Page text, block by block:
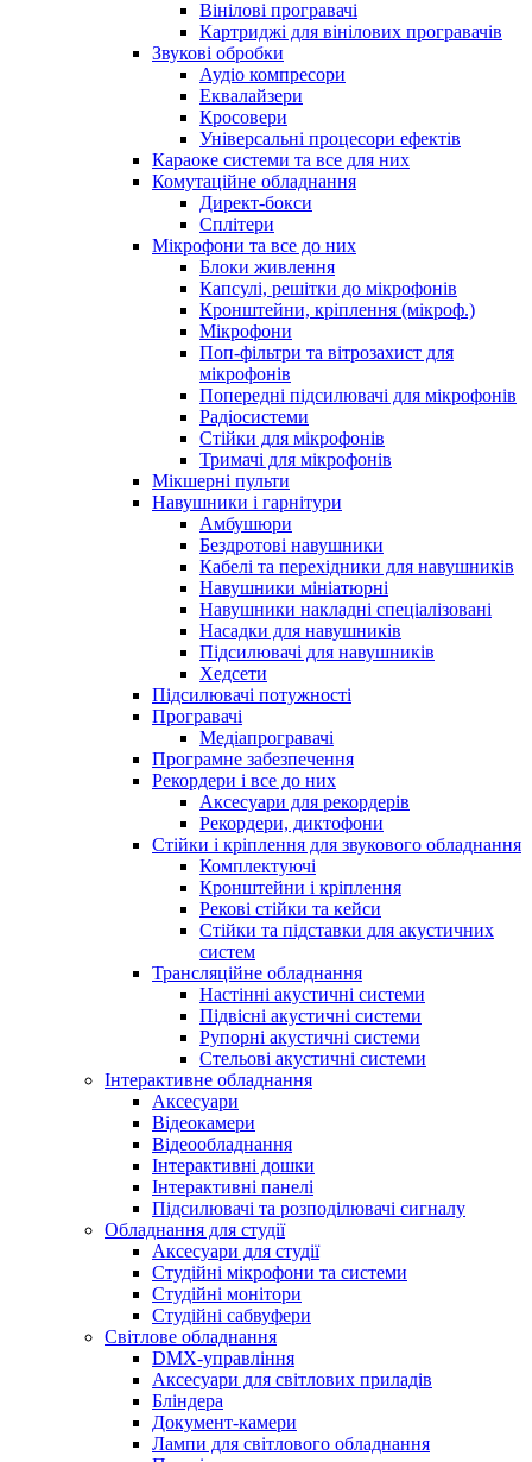
Вінілові програвачі
Картриджі для вінілових програвачів
Звукові обробки
Аудіо компресори
Еквалайзери
Кросовери
Універсальні процесори ефектів
Караоке системи та все для них
Комутаційне обладнання
Директ-бокси
Сплітери
Мікрофони та все до них
Блоки живлення
Капсулі, решітки до мікрофонів
Кронштейни, кріплення (мікроф.)
Мікрофони
Поп-фільтри та вітрозахист для
мікрофонів
Попередні підсилювачі для мікрофонів
Радіосистеми
Стійки для мікрофонів
Тримачі для мікрофонів
Мікшерні пульти
Навушники і гарнітури
Амбушюри
Бездротові навушники
Кабелі та перехідники для навушників
Навушники мініатюрні
Навушники накладні спеціалізовані
Насадки для навушників
Підсилювачі для навушників
Хедсети
Підсилювачі потужності
Програвачі
Медіапрогравачі
Програмне забезпечення
Рекордери і все до них
Аксесуари для рекордерів
Рекордери, диктофони
Стійки і кріплення для звукового обладнання
Комплектуючі
Кронштейни і кріплення
Рекові стійки та кейси
Стійки та підставки для акустичних
систем
Трансляційне обладнання
Настінні акустичні системи
Підвісні акустичні системи
Рупорні акустичні системи
Стельові акустичні системи
Інтерактивне обладнання
Аксесуари
Відеокамери
Відеообладнання
Інтерактивні дошки
Інтерактивні панелі
Підсилювачі та розподілювачі сигналу
Обладнання для студії
Аксесуари для студії
Студійні мікрофони та системи
Студійні монітори
Студійні сабвуфери
Світлове обладнання
DMX-управління
Аксесуари для світлових приладів
Бліндера
Документ-камери
Лампи для світлового обладнання